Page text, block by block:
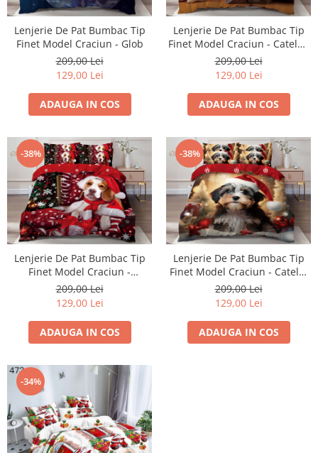
Lenjerie De Pat Bumbac Tip
Finet Model Craciun - Glob
209,00 Lei
129,00 Lei
ADAUGA IN COS
Lenjerie De Pat Bumbac Tip
Finet Model Craciun - Catelus
Cu Caciula Rosie
209,00 Lei
129,00 Lei
ADAUGA IN COS
-38%
Lenjerie De Pat Bumbac Tip
Finet Model Craciun -
Imbracat De Carciun
209,00 Lei
129,00 Lei
ADAUGA IN COS
-38%
Lenjerie De Pat Bumbac Tip
Finet Model Craciun - Catelul
Shitzu De Craciun
209,00 Lei
129,00 Lei
ADAUGA IN COS
-34%